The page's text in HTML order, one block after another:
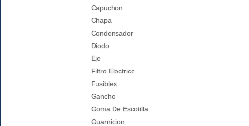
Capuchon
Chapa
Condensador
Diodo
Eje
Filtro Electrico
Fusibles
Gancho
Goma De Escotilla
Guarnicion